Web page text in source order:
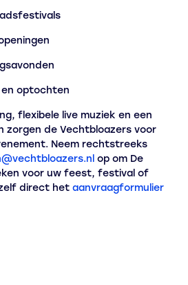
optochten
flexibele live muziek en een
zorgen de Vechtbloazers voor
Neem rechtstreeks
op om De
voor uw feest, festival of
direct hetaanvraagformulier